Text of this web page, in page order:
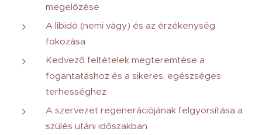
megelőzése
A libidó (nemi vágy) és az érzékenység
fokozása
Kedvező feltételek megteremtése a
fogantatáshoz és a sikeres, egészséges
terhességhez
A szervezet regenerációjának felgyorsítása a
szülés utáni időszakban